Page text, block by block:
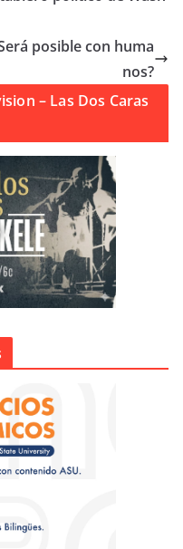
posible con huma
nos?
– Las Dos Caras